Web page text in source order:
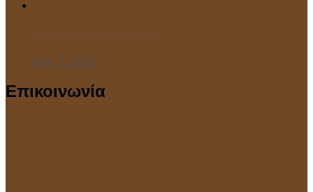
Ιούλ 7, 2025
Επικοινωνία